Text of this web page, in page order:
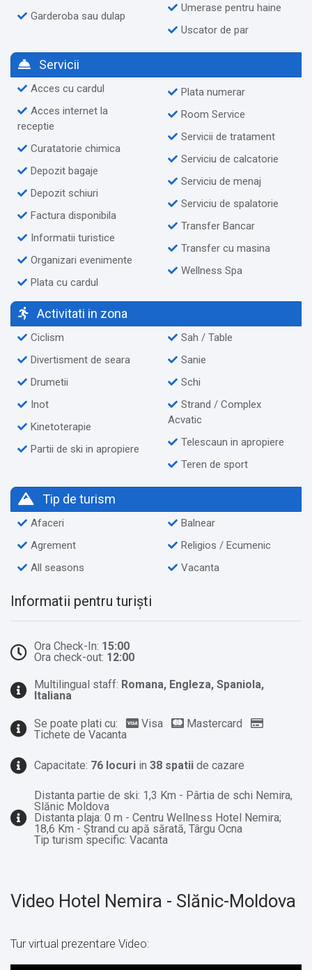
Garderoba sau dulap
Umerase pentru haine
Uscator de par
Servicii
Acces cu cardul
Acces internet la
receptie
Curatatorie chimica
Depozit bagaje
Depozit schiuri
Factura disponibila
Informatii turistice
Organizari evenimente
Plata cu cardul
Plata numerar
Room Service
Servicii de tratament
Serviciu de calcatorie
Serviciu de menaj
Serviciu de spalatorie
Transfer Bancar
Transfer cu masina
Wellness Spa
Activitati in zona
Ciclism
Divertisment de seara
Drumetii
Inot
Kinetoterapie
Partii de ski in apropiere
Sah / Table
Sanie
Schi
Strand / Complex
Acvatic
Telescaun in apropiere
Teren de sport
Tip de turism
Afaceri
Agrement
All seasons
Balnear
Religios / Ecumenic
Vacanta
Informatii pentru turiști
Ora Check-In: 15:00
Ora check-out: 12:00
Multilingual staff: Romana, Engleza, Spaniola,
Italiana
Se poate plati cu: Visa
Mastercard
Tichete de Vacanta
Capacitate: 76 locuri in 38 spatii de cazare
Distanta partie de ski: 1,3 Km - Pârtia de schi Nemira,
Slănic Moldova
Distanta plaja: 0 m - Centru Wellness Hotel Nemira;
18,6 Km - Ștrand cu apă sărată, Târgu Ocna
Tip turism specific: Vacanta
Video Hotel Nemira - Slănic-Moldova
Tur virtual prezentare Video: